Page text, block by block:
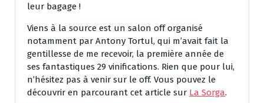
leur bagage !
Viens à la source est un salon off organisé
notamment par Antony Tortul, qui m’avait fait la
gentillesse de me recevoir, la première année de
ses fantastiques 29 vinifications. Rien que pour lui,
n’hésitez pas à venir sur le off. Vous pouvez le
découvrir en parcourant cet article sur La Sorga.